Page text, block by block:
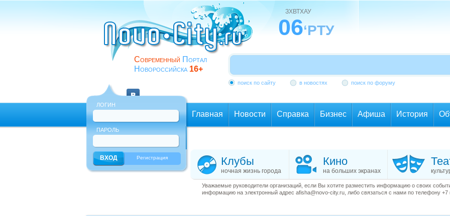
Современный Портал
Новороссийска 16+
ЗХВТХАУ
06‘РТУ
поиск по сайту в новостях
поиск по форуму
ЛОГИН
ПАРОЛЬ
Регистрация
Главная Новости Справка Бизнес Афиша История
Клубы
ночная жизнь города
Кино
на больших экранах
Уважаемые руководители организаций, если Вы хотите разместить информацию о своих
информацию на электронный адрес afisha@novo-city.ru, либо связаться с нами по телефону +7